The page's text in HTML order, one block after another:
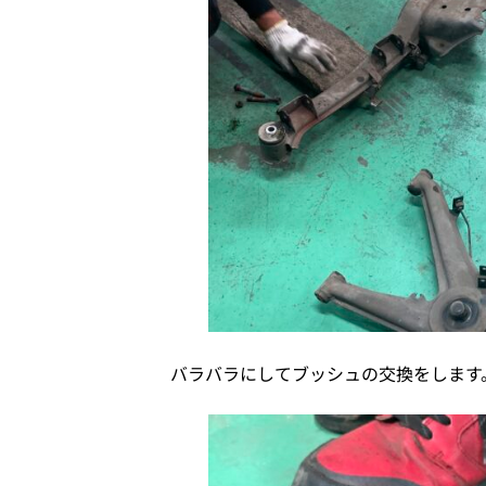
バラバラにしてブッシュの交換をします